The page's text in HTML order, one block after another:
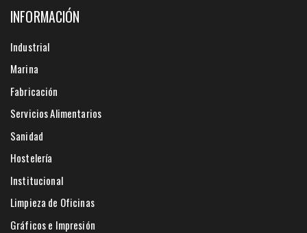
INFORMACIÓN
Industrial
Marina
Fabricación
Servicios Alimentarios
Sanidad
Hostelería
Institucional
Limpieza de Oficinas
Gráficos e Impresión